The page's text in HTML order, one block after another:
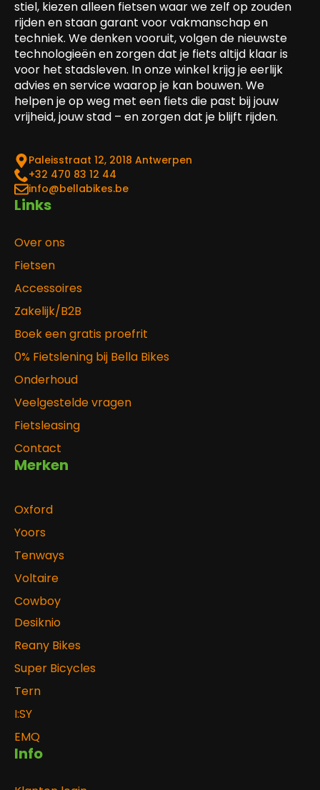
stiel, kiezen alleen fietsen waar we zelf op zouden
rijden en staan garant voor vakmanschap en
techniek. We denken vooruit, volgen de nieuwste
technologieën en zorgen dat je fiets altijd klaar is
voor het stadsleven. In onze winkel krijg je eerlijk
advies en service waarop je kan bouwen. We
helpen je op weg met een fiets die past bij jouw
vrijheid, jouw stad – en zorgen dat je blijft rijden.
Paleisstraat 12, 2018 Antwerpen
‎+32 470 83 12 44
info@bellabikes.be
Links
Over ons
Fietsen
Accessoires
Zakelijk/B2B
Boek een gratis proefrit
0% Fietslening bij Bella Bikes
Onderhoud
Veelgestelde vragen
Fietsleasing
Contact
Merken
Oxford
Yoors
Tenways
Voltaire
Cowboy
Desiknio
Reany Bikes
Super Bicycles
Tern
I:SY
EMQ
Info